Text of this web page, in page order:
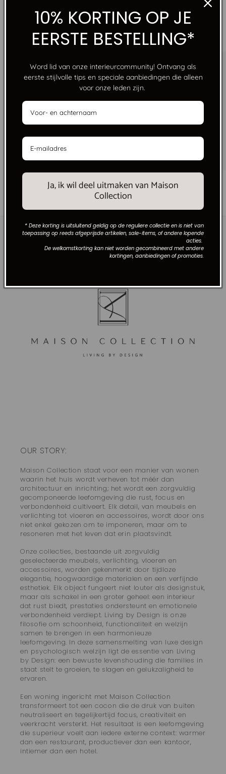
“CREATING HOMES THAT FEEL WARMER THAN A
RESTAURANT, MORE PRODUCTIVE THAN AN OFFICE,
MORE INTIMATE THAN A HOTEL.”
GRATIS VERZENDING VANAF €250
Geen grenzen, alleen stijl. Gratis verzending bij
bestellingen boven €250 binnen Nederland.
1/van
6
OUR STORY:
Maison Collection staat voor een manier van wonen
waarin het huis wordt verheven tot méér dan
architectuur en inrichting; het wordt een zorgvuldig
gecomponeerde leefomgeving die rust, focus en
verbondenheid cultiveert. Elk detail, van meubels en
verlichting tot vloeren en accessoires, wordt door ons
niet enkel gekozen om te imponeren, maar om te
resoneren met het leven dat erin plaatsvindt.
Onze collecties, bestaande uit zorgvuldig
geselecteerde meubels, verlichting, vloeren en
accessoires, worden gekenmerkt door tijdloze
elegantie, hoogwaardige materialen en een verfijnde
esthetiek. Elk object fungeert niet louter als designstuk,
maar als schakel in een groter geheel: een interieur
dat rust biedt, prestaties ondersteunt en emotionele
verbondenheid verdiept. Living by Design is onze
filosofie om schoonheid, functionaliteit en welzijn
samen te brengen in een harmonieuze
leefomgeving. In deze samensmelting van luxe design
en psychologisch welzijn ligt de essentie van Living
by Design: een bewuste levenshouding die families in
staat stelt te groeien, te slagen en gelukzaligheid te
ervaren.
Een woning ingericht met Maison Collection
transformeert tot een cocon die de druk van buiten
neutraliseert en tegelijkertijd focus, creativiteit en
veerkracht versterkt. Het resultaat is een leefomgeving
die superieur voelt aan iedere externe context: warmer
dan een restaurant, productiever dan een kantoor,
intiemer dan een hotel.
10% KORTING OP JE
EERSTE BESTELLING*
Word lid van onze interieurcommunity! Ontvang als
eerste stijlvolle tips en speciale aanbiedingen die alleen
voor onze leden zijn.
Ja, ik wil deel uitmaken van Maison
Collection
* Deze korting is uitsluitend geldig op de reguliere collectie en is niet van
toepassing op reeds afgeprijsde artikelen, sale-items, of andere lopende
acties.
De welkomstkorting kan niet worden gecombineerd met andere
kortingen, aanbiedingen of promoties.